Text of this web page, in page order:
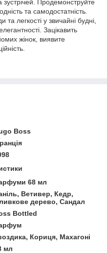
зустрічей. Продемонструйте
та самодостатність.
легкості у звичайні будні,
Зацікавить
жінок, виявите
Boss
68 мл
Ветивер, Кедр,
дерево, Сандал
Bottled
Кориця, Махагоні
мл